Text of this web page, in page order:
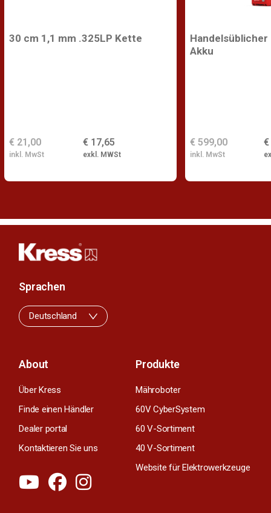
30 cm 1,1 mm .325LP Kette
€ 17,65
exkl. MWSt
€ 21,00
inkl. MwSt
Handelsüblicher
Akku
€
€ 599,00
inkl. MwSt
About
Über Kress
Finde einen Händler
Dealer portal
Kontaktieren Sie uns
Produkte
Mähroboter
60V CyberSystem
60 V-Sortiment
40 V-Sortiment
Website für Elektrowerkzeuge
Sprachen
Deutschland